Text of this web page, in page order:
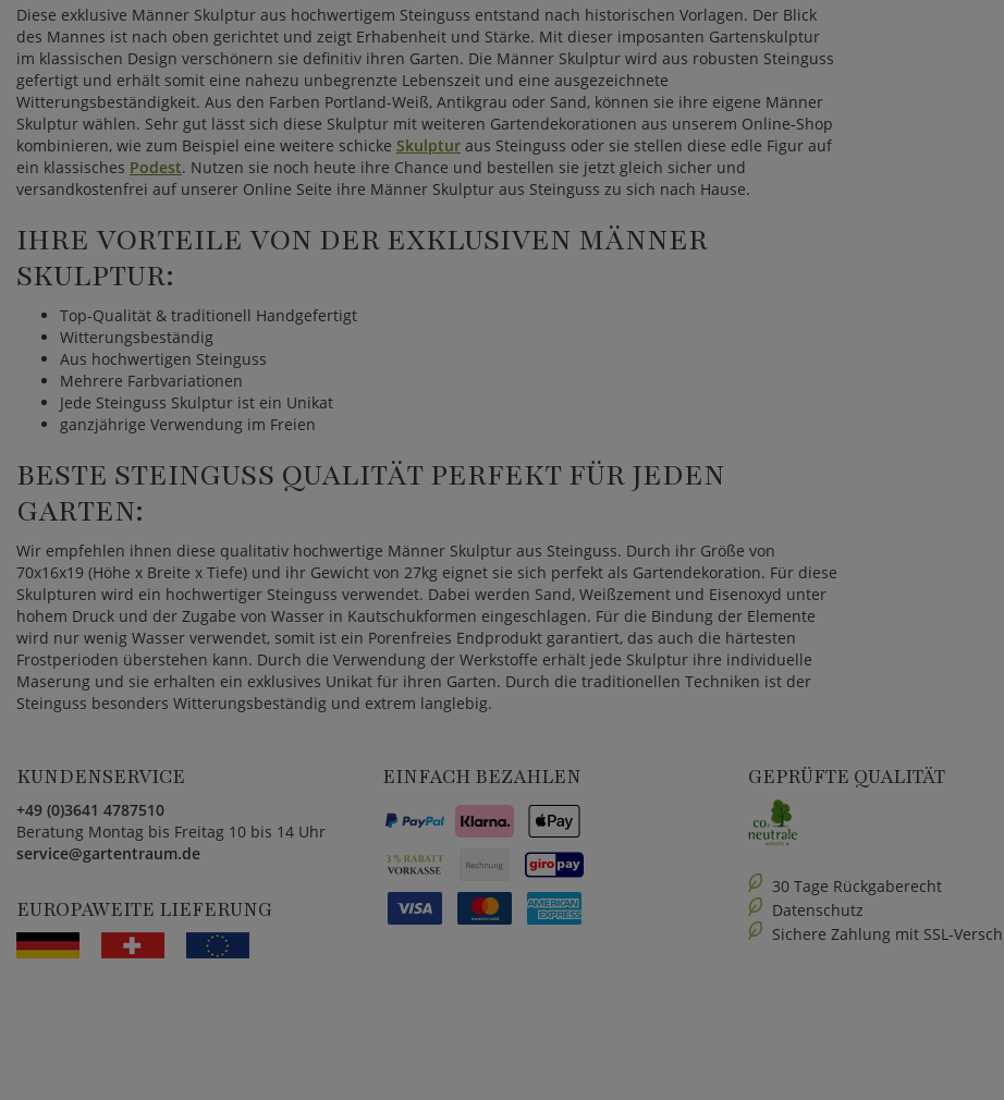
Diese exklusive Männer Skulptur aus hochwertigem Steinguss entstand nach historischen Vorlagen. Der Blick
des Mannes ist nach oben gerichtet und zeigt Erhabenheit und Stärke. Mit dieser imposanten Gartenskulptur
im klassischen Design verschönern sie definitiv ihren Garten. Die Männer Skulptur wird aus robusten Steinguss
gefertigt und erhält somit eine nahezu unbegrenzte Lebenszeit und eine ausgezeichnete
Witterungsbeständigkeit. Aus den Farben Portland-Weiß, Antikgrau oder Sand, können sie ihre eigene Männer
Skulptur wählen. Sehr gut lässt sich diese Skulptur mit weiteren Gartendekorationen aus unserem Online-Shop
kombinieren, wie zum Beispiel eine weitere schicke Skulptur aus Steinguss oder sie stellen diese edle Figur auf
ein klassisches Podest. Nutzen sie noch heute ihre Chance und bestellen sie jetzt gleich sicher und
versandkostenfrei auf unserer Online Seite ihre Männer Skulptur aus Steinguss zu sich nach Hause.
IHRE VORTEILE VON DER EXKLUSIVEN MÄNNER
SKULPTUR:
Top-Qualität & traditionell Handgefertigt
Witterungsbeständig
Aus hochwertigen Steinguss
Mehrere Farbvariationen
Jede Steinguss Skulptur ist ein Unikat
ganzjährige Verwendung im Freien
BESTE STEINGUSS QUALITÄT PERFEKT FÜR JEDEN
GARTEN:
Wir empfehlen ihnen diese qualitativ hochwertige Männer Skulptur aus Steinguss. Durch ihr Größe von
70x16x19 (Höhe x Breite x Tiefe) und ihr Gewicht von 27kg eignet sie sich perfekt als Gartendekoration. Für diese
Skulpturen wird ein hochwertiger Steinguss verwendet. Dabei werden Sand, Weißzement und Eisenoxyd unter
hohem Druck und der Zugabe von Wasser in Kautschukformen eingeschlagen. Für die Bindung der Elemente
wird nur wenig Wasser verwendet, somit ist ein Porenfreies Endprodukt garantiert, das auch die härtesten
Frostperioden überstehen kann. Durch die Verwendung der Werkstoffe erhält jede Skulptur ihre individuelle
Maserung und sie erhalten ein exklusives Unikat für ihren Garten. Durch die traditionellen Techniken ist der
Steinguss besonders Witterungsbeständig und extrem langlebig.
KUNDENSERVICE
+49 (0)3641 4787510
Beratung Montag bis Freitag 10 bis 14 Uhr
service@gartentraum.de
EUROPAWEITE LIEFERUNG
EINFACH BEZAHLEN GEPRÜFTE QUALITÄT
30 Tage Rückgaberecht
Datenschutz
Sichere Zahlung mit SSL-